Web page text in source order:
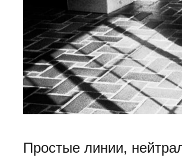
Простые линии,